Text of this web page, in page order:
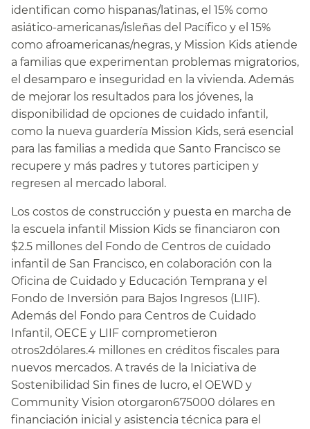
identifican como hispanas/latinas, el 15% como
asiático-americanas/isleñas del Pacífico y el 15%
como afroamericanas/negras, y Mission Kids atiende
a familias que experimentan problemas migratorios,
el desamparo e inseguridad en la vivienda. Además
de mejorar los resultados para los jóvenes, la
disponibilidad de opciones de cuidado infantil,
como la nueva guardería Mission Kids, será esencial
para las familias a medida que Santo Francisco se
recupere y más padres y tutores participen y
regresen al mercado laboral.​​
Los costos de construcción y puesta en marcha de
la escuela infantil Mission Kids se financiaron con
$2.5 millones del Fondo de Centros de cuidado
infantil de San Francisco, en colaboración con la
Oficina de Cuidado y Educación Temprana y el
Fondo de Inversión para Bajos Ingresos (LIIF).
Además del Fondo para Centros de Cuidado
Infantil, OECE y LIIF comprometieron
otros2dólares.4 millones en créditos fiscales para
nuevos mercados. A través de la Iniciativa de
Sostenibilidad Sin fines de lucro, el OEWD y
Community Vision otorgaron675000 dólares en
financiación inicial y asistencia técnica para el